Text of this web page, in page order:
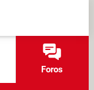
Foros